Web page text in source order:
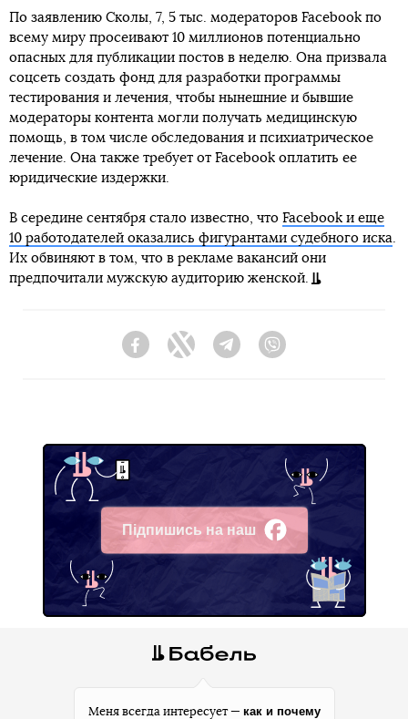
По заявлению Сколы, 7, 5 тыс. модераторов Facebook по
всему миру просеивают 10 миллионов потенциально
опасных для публикации постов в неделю. Она призвала
соцсеть создать фонд для разработки программы
тестирования и лечения, чтобы нынешние и бывшие
модераторы контента могли получать медицинскую
помощь, в том числе обследования и психиатрическое
лечение. Она также требует от Facebook оплатить ее
юридические издержки.
В середине сентября стало известно, что Facebook и еще
10 работодателей оказались фигурантами судебного иска.
Их обвиняют в том, что в рекламе вакансий они
предпочитали мужскую аудиторию женской.
FacebookTwitter Telegram
Підпишись на наш
Facebook
Меня всегда интересует — как и почему